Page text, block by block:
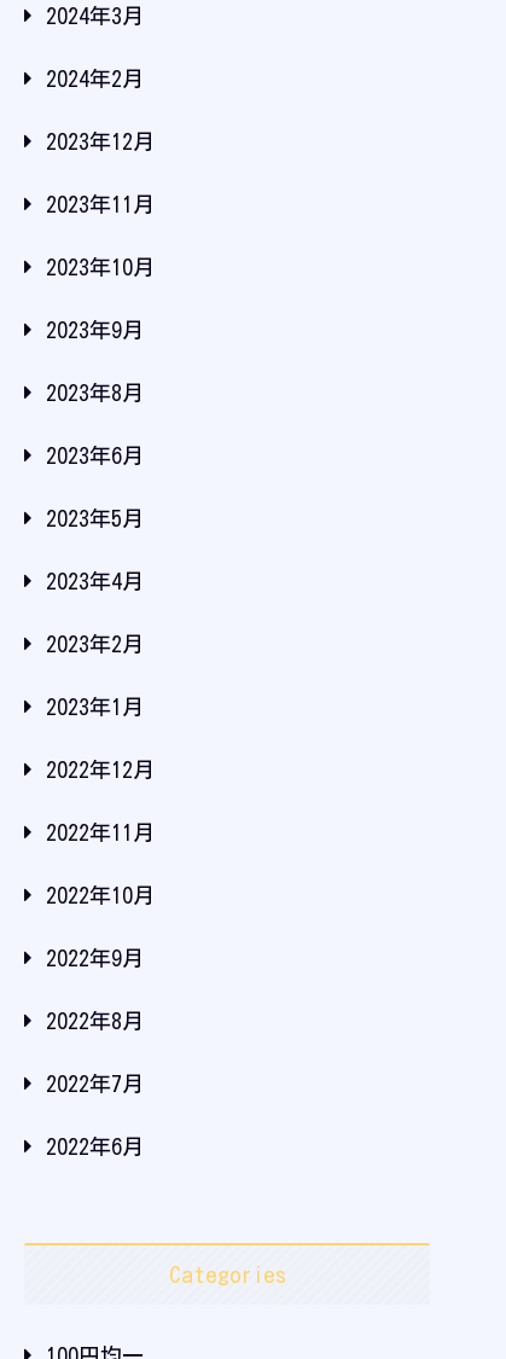
2024年3月
2024年2月
2023年12月
2023年11月
2023年10月
2023年9月
2023年8月
2023年6月
2023年5月
2023年4月
2023年2月
2023年1月
2022年12月
2022年11月
2022年10月
2022年9月
2022年8月
2022年7月
2022年6月
Categories